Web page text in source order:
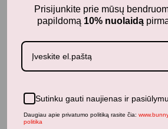
Prisijunkite prie mūsų
papildomą 10% nuolaidą
Sutinku gauti naujienas ir
Daugiau apie privatumo politiką rasite čia:
politika